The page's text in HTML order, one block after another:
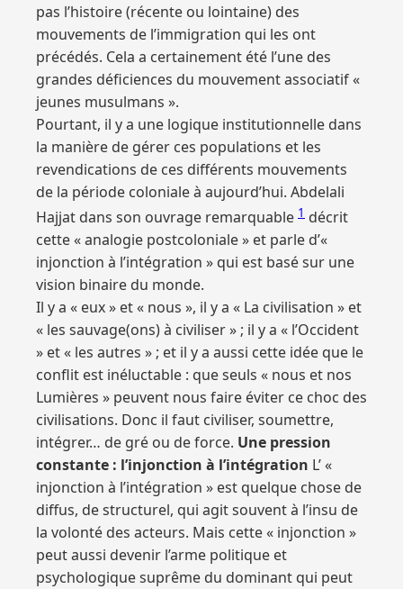
pas l’histoire (récente ou lointaine) des
mouvements de l’immigration qui les ont
précédés. Cela a certainement été l’une des
grandes déficiences du mouvement associatif «
jeunes musulmans ».
Pourtant, il y a une logique institutionnelle dans
la manière de gérer ces populations et les
revendications de ces différents mouvements
de la période coloniale à aujourd’hui. Abdelali
Hajjat dans son ouvrage remarquable 1 décrit
cette « analogie postcoloniale » et parle d’«
injonction à l’intégration » qui est basé sur une
vision binaire du monde.
Il y a « eux » et « nous », il y a « La civilisation » et
« les sauvage(ons) à civiliser » ; il y a « l’Occident
» et « les autres » ; et il y a aussi cette idée que le
conflit est inéluctable : que seuls « nous et nos
Lumières » peuvent nous faire éviter ce choc des
civilisations. Donc il faut civiliser, soumettre,
intégrer… de gré ou de force. Une pression
constante : l’injonction à l’intégration L’ «
injonction à l’intégration » est quelque chose de
diffus, de structurel, qui agit souvent à l’insu de
la volonté des acteurs. Mais cette « injonction »
peut aussi devenir l’arme politique et
psychologique suprême du dominant qui peut